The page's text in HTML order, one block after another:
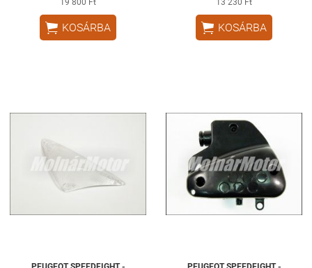
 KOSÁRBA  KOSÁRBA